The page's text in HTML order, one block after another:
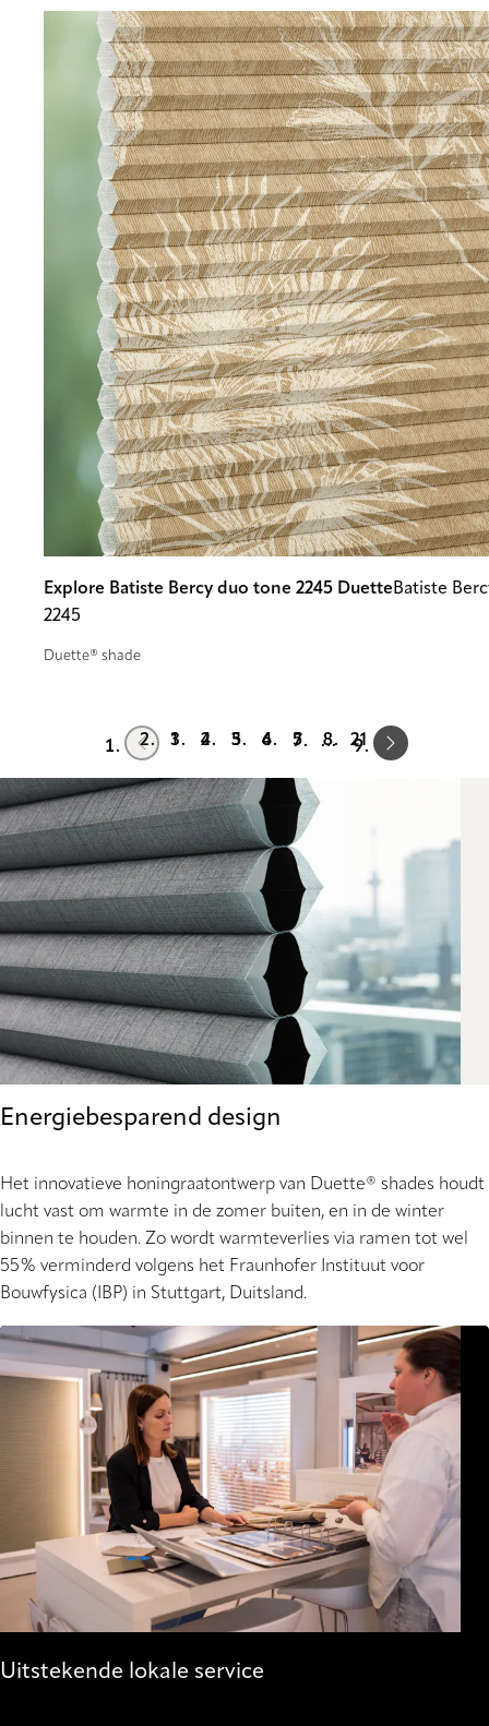
Explore Batiste Bercy duo tone 2245 DuetteBatiste
2245
Duette® shade
Prev 1 2 3 4 5 … 21 Next
Energiebesparend design
Het innovatieve honingraatontwerp van Duette® shades houdt
lucht vast om warmte in de zomer buiten, en in de winter
binnen te houden. Zo wordt warmteverlies via ramen tot wel
55% verminderd volgens het Fraunhofer Instituut voor
Bouwfysica (IBP) in Stuttgart, Duitsland.
Uitstekende lokale service